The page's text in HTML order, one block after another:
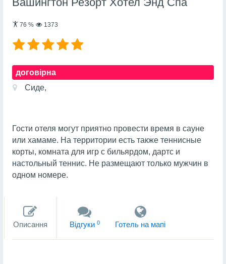
76 % 1373
договірна
Сиде,
Гости отеля могут приятно провести время в сауне
или хамаме. На территории есть также теннисные
корты, комната для игр с бильярдом, дартс и
настольный теннис. Не размещают только мужчин в
одном номере.
Описання Вiдгуки 0 Готель на мапi